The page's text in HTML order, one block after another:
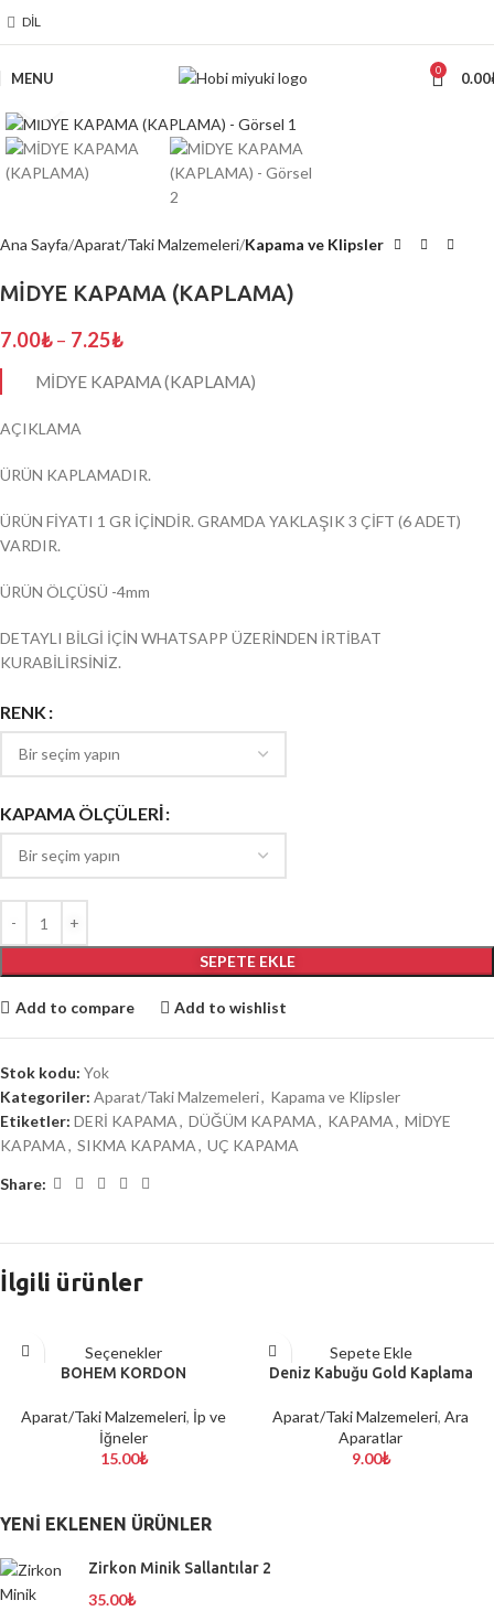
DIL
MENU 0 0.00
Ana Sayfa Aparat/Taki Malzemeleri Kapama ve Klipsler
MİDYE KAPAMA (KAPLAMA)
7.00₺ – 7.25₺
MİDYE KAPAMA (KAPLAMA)
AÇIKLAMA
ÜRÜN KAPLAMADIR.
ÜRÜN FİYATI 1 GR İÇİNDİR. GRAMDA YAKLAŞIK 3 ÇİFT (6 ADET)
VARDIR.
ÜRÜN ÖLÇÜSÜ -4mm
DETAYLI BİLGİ İÇİN WHATSAPP ÜZERİNDEN İRTİBAT
KURABİLİRSİNİZ.
RENK
KAPAMA ÖLÇÜLERİ
SEPETE EKLE
Add to compare Add to wishlist
Stok kodu: Yok
Kategoriler: Aparat/Taki Malzemeleri, Kapama ve Klipsler
Etiketler: DERİ KAPAMA, DÜĞÜM KAPAMA, KAPAMA, MİDYE
KAPAMA, SIKMA KAPAMA, UÇ KAPAMA
Share:
İlgili ürünler
Seçenekler
BOHEM KORDON
Aparat/Taki Malzemeleri, İp ve
İğneler
15.00₺
Sepete Ekle
Deniz Kabuğu Gold Kaplama
Aparat/Taki Malzemeleri, Ara
Aparatlar
9.00₺
YENI EKLENEN ÜRÜNLER
Zirkon Minik Sallantılar 2
35.00₺